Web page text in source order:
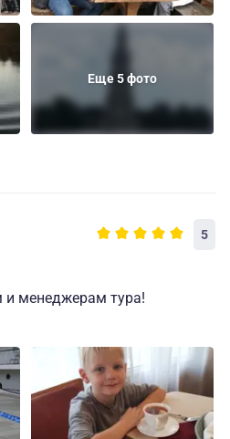
Еще 5 фото
5
и менеджерам тура!